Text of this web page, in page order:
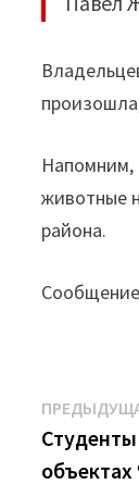
Напомним,
животные
района.
Сообщение
по
объектах